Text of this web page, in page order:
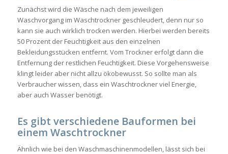
Zunächst wird die Wäsche nach dem jeweiligen
Waschvorgang im Waschtrockner geschleudert, denn nur so
kann sie auch wirklich trocken werden. Hierbei werden bereits
50 Prozent der Feuchtigkeit aus den einzelnen
Bekleidungsstücken entfernt. Vom Trockner erfolgt dann die
Entfernung der restlichen Feuchtigkeit. Diese Vorgehensweise
klingt leider aber nicht allzu ökobewusst. So sollte man als
Verbraucher wissen, dass ein Waschtrockner viel Energie,
aber auch Wasser benötigt.
Es gibt verschiedene Bauformen bei
einem Waschtrockner
Ähnlich wie bei den Waschmaschinenmodellen, lässt sich bei